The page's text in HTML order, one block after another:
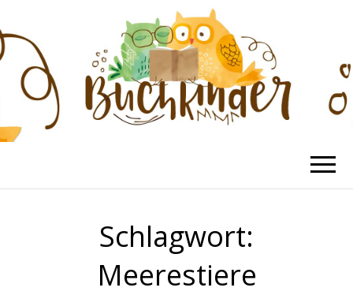
Die schönsten Kinderbücher
Schlagwort:
Meerestiere